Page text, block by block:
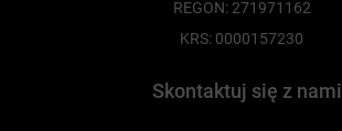
REGON: 271971162
KRS: 0000157230
Skontaktuj się z nami